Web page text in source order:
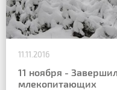
11.11.2016
11 ноября -
млекопитающих